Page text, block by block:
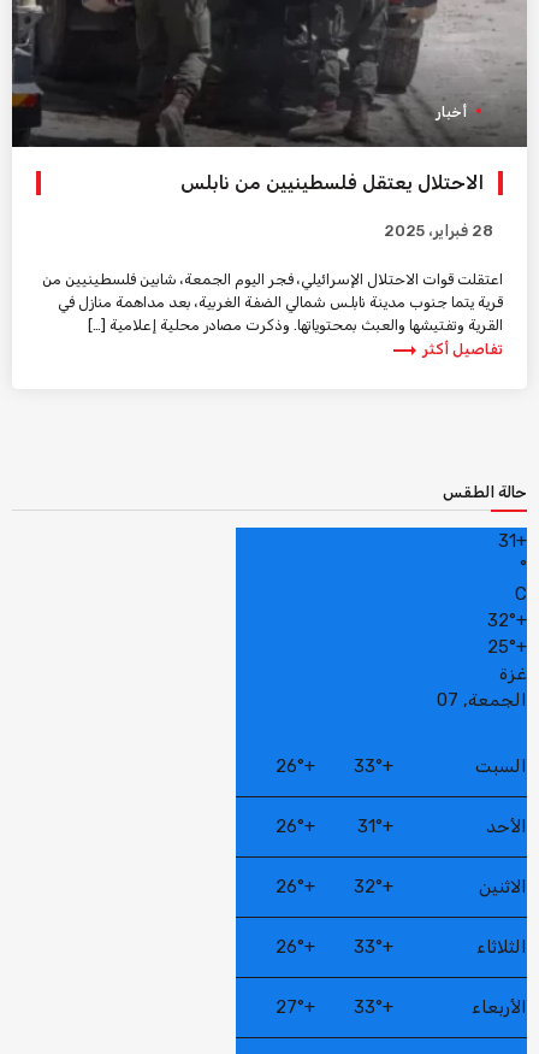
أخبار
الاحتلال يعتقل فلسطينيين من نابلس
28 فبراير، 2025
اعتقلت قوات الاحتلال الإسرائيلي، فجر اليوم الجمعة، شابين فلسطينيين من
قرية يتما جنوب مدينة نابلس شمالي الضفة الغربية، بعد مداهمة منازل في
القرية وتفتيشها والعبث بمحتوياتها. وذكرت مصادر محلية إعلامية […]
تفاصيل أكثر trending_flat
حالة الطقس
+
31
°
C
+
32°
+
25°
غزة
الجمعة, 07
السبت +
33°
+
26°
الأحد +
31°
+
26°
الاثنين +
32°
+
26°
الثلاثاء +
33°
+
26°
الأربعاء +
33°
+
27°